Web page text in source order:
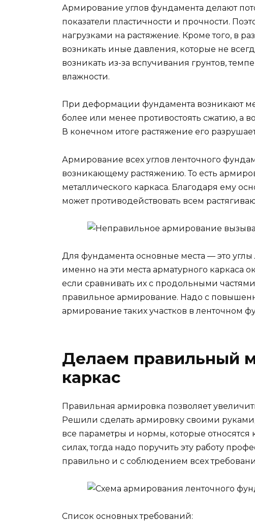
Армирование углов фундамента делают
показатели пластичности и прочности.
нагрузками на растяжение. Кроме того, в
возникать иные давления, которые не
возникать из-за вспучивания грунтов,
влажности.
При деформации фундамента возникают
более или менее противостоять сжатию, а
В конечном итоге растяжение его
Армирование всех углов ленточного
возникающему растяжению. То есть
металлического каркаса. Благодаря ему
может противодействовать всем
Для фундамента основные места — это
именно на эти места арматурного каркаса
если сравнивать их с продольными
правильное армирование. Надо с
армирование таких участков в ленточном
Делаем правильный
каркас
Правильная армировка позволяет
Решили сделать армировку своими руками,
все параметры и нормы, которые
силах, тогда надо поручить эту работу
правильно и с соблюдением всех
Список основных требований: